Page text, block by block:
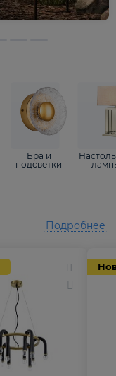
Бра и
подсветки
Подробнее